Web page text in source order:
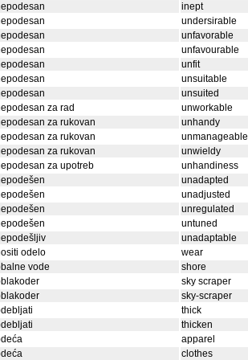
inept
undersirable
unfavorable
unfavourable
unfit
unsuitable
unsuited
za rad
unworkable
za rukovan
unhandy
za rukovan
unmanageable
za rukovan
unwieldy
za upotreb
unhandiness
unadapted
unadjusted
unregulated
untuned
unadaptable
odelo
wear
vode
shore
sky scraper
sky-scraper
thick
thicken
apparel
clothes